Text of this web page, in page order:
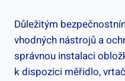
Důležitým
vhodných nástrojů a
správnou instalaci
k dispozici měřidlo,